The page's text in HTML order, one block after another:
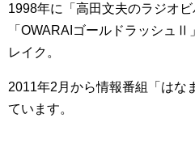
1998年に「高田文夫のラジオ
「OWARAIゴールドラッシュ
レイク。
2011年2月から情報番組「はな
ています。